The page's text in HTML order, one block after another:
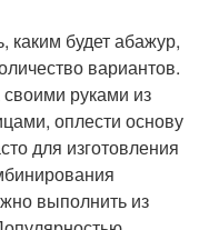
каким будет абажур,
вариантов.
руками из
оплести основу
для изготовления
выполнить из